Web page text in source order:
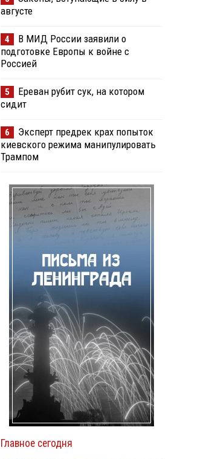
августе
4
В МИД России заявили о
подготовке Европы к войне с
Россией
5
Ереван рубит сук, на котором
сидит
6
Эксперт предрек крах попыток
киевского режима манипулировать
Трампом
Главное сегодня